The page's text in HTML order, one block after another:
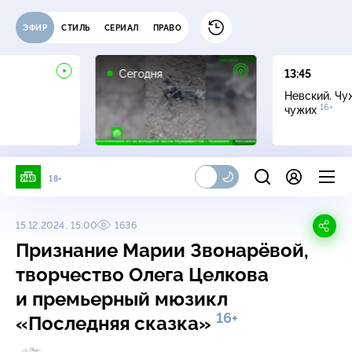
ЭФИР СТИЛЬ СЕРИАЛ ПРАВО
Сегодня
13:45
Невский.
чужих 16+
18+
15.12.2024, 15:00 1636
Признание Марии Звонарёвой,
творчество Олега Целкова
и премьерный мюзикл
«Последняя сказка» 16+